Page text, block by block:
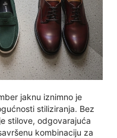
jaknu iznimno je
stiliziranja. Bez
stilove, odgovarajuća
kombinaciju za